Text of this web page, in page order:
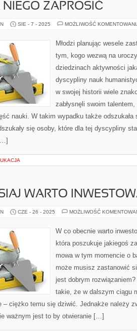
ZAPROSIĆ
SIE - 7 - 2025 MOŻLIWOŚĆ
Młodzi planując wesele
tym, kogo wezwą na
dziedzinach aktywności
dyscypliny nauk
w swojej historii wiele
zabłysnęli swoim
nauki. W takim wypadku także
się osoby, które dla tej dyscypliny
WARTO
CZE - 26 - 2025 MOŻLIWOŚĆ
W co obecnie warto
która poszukuje jakiegoś
mowa w tym momencie o
może musisz zastanowić
jest dobrym
takie, że w dalszym ciągu
– ciężko temu się dziwić. Jednakże należy
ważnym jest to by otwieranie […]